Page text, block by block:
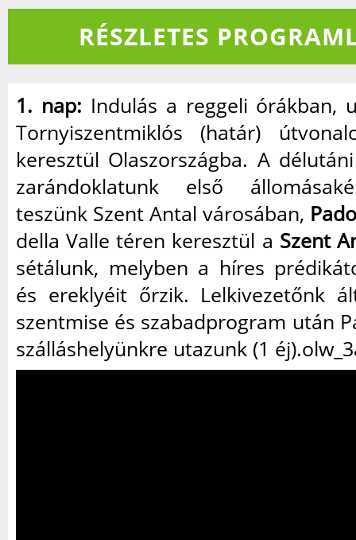
RÉSZLETES
1. nap: Indulás a reggeli órákban,
Tornyiszentmiklós (határ)
keresztül Olaszországba. A
zarándoklatunk első
teszünk Szent Antal városában,
della Valle téren keresztül a Szent
sétálunk, melyben a híres
és ereklyéit őrzik. Lelkivezetőnk
szentmise és szabadprogram után
szálláshelyünkre utazunk (1 éj).